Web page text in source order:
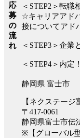
応
募
の
流
れ
＜STEP2＞転職
☆キャリアアド
接についてアド
＜STEP3＞企業
＜STEP4＞内定！
静岡県 富士市
【ネクステージ
〒417-0061
静岡県富士市伝
※【グローバル